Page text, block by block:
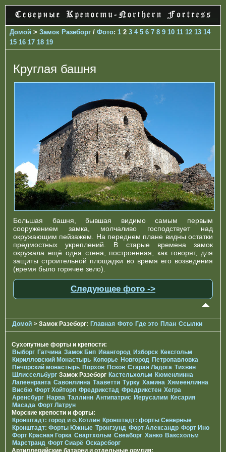
Домой > Замок Разеборг / Фото: 1 2 3 4 5 6 7 8 9 10 11 12 13 14
15 16 17 18 19
Круглая башня
Большая башня, бывшая видимо самым первым
сооружением замка, молчаливо господствует над
окружающим пейзажем. На переднем плане видны остатки
предмостных укреплений. В старые времена замок
окружала ещё одна стена, построенная, как говорят, для
защиты строительной площадки во время его возведения
(время было горячее зело).
Следующее фото ->
Домой > Замок Разеборг: Главная Фото Где это План Ссылки
Сухопутные форты и крепости:
Выборг Гатчина Замок Бип Ивангород Изборск Кексгольм
Кирилловский Монастырь Копорье Новгород Петропавловка
Печорcкий монастырь Порхов Псков Старая Ладога Тихвин
Шлиссельбург Замок Разеборг Кастельхольм Кюменлинна
Лапеенранта Савонлинна Тааветти Турку Хамина Хямеенлинна
Висбю Форт Хойторп Фредрикстад Фредрикстен Хегра
Аренсбург Нарва Таллинн Антипатрис Иерусалим Кесария
Масада Форт Латрун
Морские крепости и форты:
Кронштадт: город и о. Котлин Кронштадт: форты Северные
Кронштадт: Форты Южные Тронгзунд Форт Александр Форт Ино
Форт Красная Горка Свартхольм Свеаборг Ханко Ваксхольм
Марстранд Форт Сиарё Оскарсборг
Артиллерийские батареи и отдельные орудия: